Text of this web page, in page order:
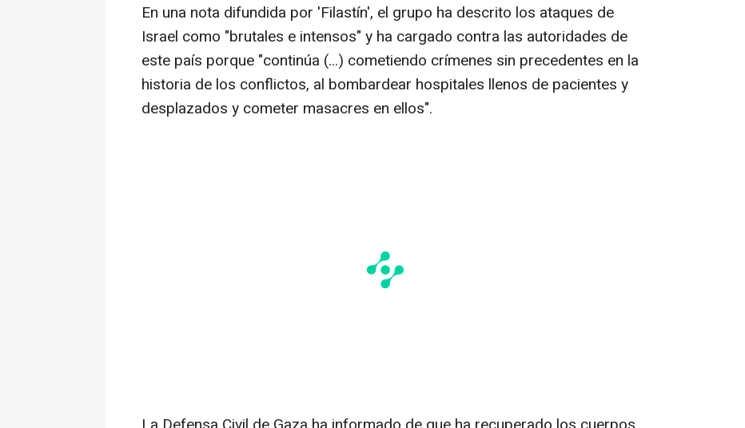
En una nota difundida por 'Filastín', el grupo ha descrito los ataques de
Israel como "brutales e intensos" y ha cargado contra las autoridades de
este país porque "continúa (...) cometiendo crímenes sin precedentes en la
historia de los conflictos, al bombardear hospitales llenos de pacientes y
desplazados y cometer masacres en ellos".